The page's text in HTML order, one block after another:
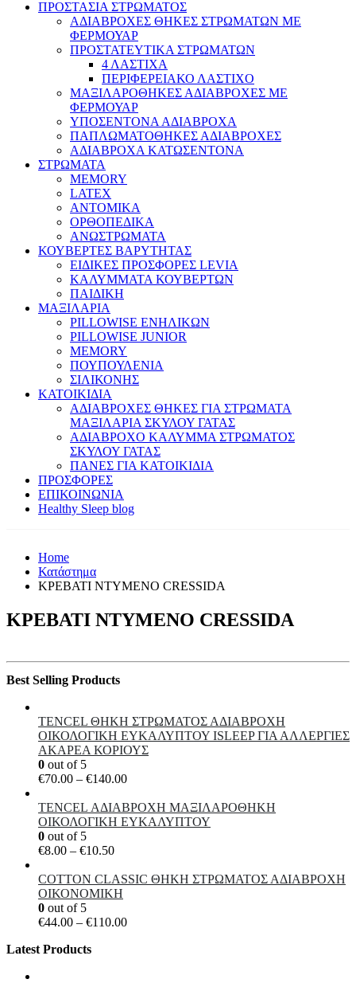
ΠΡΟΣΤΑΣΙΑ ΣΤΡΩΜΑΤΟΣ
ΑΔΙΑΒΡΟΧΕΣ ΘΗΚΕΣ ΣΤΡΩΜΑΤΩΝ ΜΕ
ΦΕΡΜΟΥΑΡ
ΠΡΟΣΤΑΤΕΥΤΙΚΑ ΣΤΡΩΜΑΤΩΝ
4 ΛΑΣΤΙΧΑ
ΠΕΡΙΦΕΡΕΙΑΚΟ ΛΑΣΤΙΧΟ
ΜΑΞΙΛΑΡΟΘΗΚΕΣ ΑΔΙΑΒΡΟΧΕΣ ΜΕ
ΦΕΡΜΟΥΑΡ
ΥΠΟΣΕΝΤΟΝΑ ΑΔΙΑΒΡΟΧΑ
ΠΑΠΛΩΜΑΤΟΘΗΚΕΣ ΑΔΙΑΒΡΟΧΕΣ
ΑΔΙΑΒΡΟΧΑ ΚΑΤΩΣΕΝΤΟΝΑ
ΣΤΡΩΜΑΤΑ
MEMORY
LATEX
ΑΝΤΟΜΙΚΑ
ΟΡΘΟΠΕΔΙΚΑ
ΑΝΩΣΤΡΩΜΑΤΑ
ΚΟΥΒΕΡΤΕΣ ΒΑΡΥΤΗΤΑΣ
ΕΙΔΙΚΕΣ ΠΡΟΣΦΟΡΕΣ LEVIA
ΚΑΛΥΜΜΑΤΑ ΚΟΥΒΕΡΤΩΝ
ΠΑΙΔΙΚΗ
ΜΑΞΙΛΑΡΙΑ
PILLOWISE ΕΝΗΛΙΚΩΝ
PILLOWISE JUNIOR
MEMORY
ΠΟΥΠΟΥΛΕΝΙΑ
ΣΙΛΙΚΟΝΗΣ
ΚΑΤΟΙΚΙΔΙΑ
ΑΔΙΑΒΡΟΧΕΣ ΘΗΚΕΣ ΓΙΑ ΣΤΡΩΜΑΤΑ
ΜΑΞΙΛΑΡΙΑ ΣΚΥΛΟΥ ΓΑΤΑΣ
ΑΔΙΑΒΡΟΧΟ ΚΑΛΥΜΜΑ ΣΤΡΩΜΑΤΟΣ
ΣΚΥΛΟΥ ΓΑΤΑΣ
ΠΑΝΕΣ ΓΙΑ ΚΑΤΟΙΚΙΔΙΑ
ΠΡΟΣΦΟΡΕΣ
ΕΠΙΚΟΙΝΩΝΙΑ
Healthy Sleep blog
Home
Κατάστημα
ΚΡΕΒΑΤΙ ΝΤΥΜΕΝΟ CRESSIDA
ΚΡΕΒΑΤΙ ΝΤΥΜΕΝΟ CRESSIDA
Best Selling Products
TENCEL ΘΗΚΗ ΣΤΡΩΜΑΤΟΣ ΑΔΙΑΒΡΟΧΗ
ΟΙΚΟΛΟΓΙΚΗ ΕΥΚΑΛΥΠΤΟΥ ISLEEP ΓΙΑ ΑΛΛΕΡΓΙΕΣ
ΑΚΑΡΕΑ ΚΟΡΙΟΥΣ
0 out of 5
€70.00 – €140.00Price
€70.00
through
TENCEL ΑΔΙΑΒΡΟΧΗ ΜΑΞΙΛΑΡΟΘΗΚΗ
ΟΙΚΟΛΟΓΙΚΗ ΕΥΚΑΛΥΠΤΟΥ
0 out of 5
€8.00 – €10.50Price
€8.00
through
COTTON CLASSIC ΘΗKΗ ΣΤΡΩΜΑΤΟΣ ΑΔΙΑΒΡΟΧΗ
ΟΙΚΟΝΟΜΙΚΗ
0 out of 5
€44.00 – €110.00Price
Latest Products